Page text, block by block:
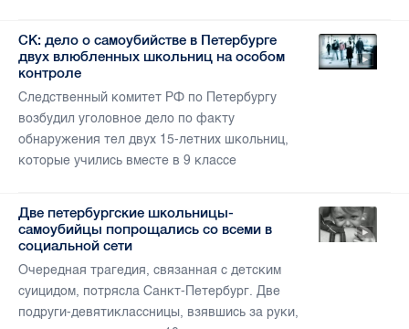
СК: дело о самоубийстве в Петербурге
двух влюбленных школьниц на особом
контроле
Следственный комитет РФ по Петербургу
возбудил уголовное дело по факту
обнаружения тел двух 15-летних школьниц,
которые учились вместе в 9 классе
Две петербургские школьницы-
самоубийцы попрощались со всеми в
социальной сети
Очередная трагедия, связанная с детским
суицидом, потрясла Санкт-Петербург. Две
подруги-девятиклассницы, взявшись за руки,